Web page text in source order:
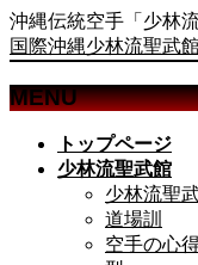
沖縄伝統空手「少林
国際沖縄少林流聖武
MENU
トップページ
少林流聖武館
少林流聖
道場訓
空手の心